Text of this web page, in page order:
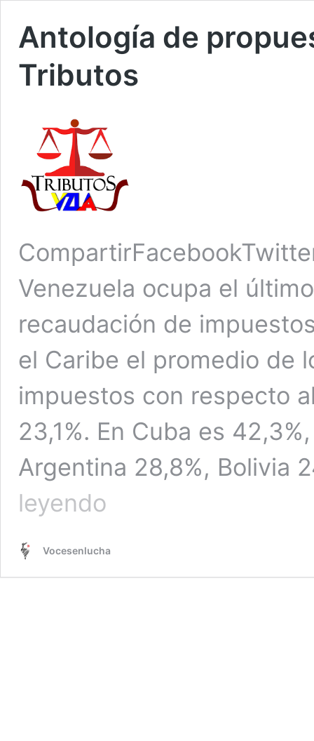
Antología de
Tributos
Venezuela ocupa el
recaudación de
el Caribe el promedio de
impuestos con respecto
23,1%. En Cuba es
Argentina 28,8%, Bolivia
leyendo
(II).
Vocesenlucha